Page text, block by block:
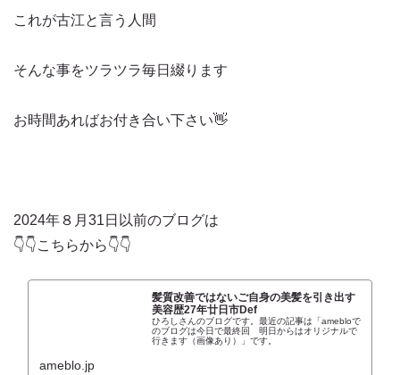
これが古江と言う人間
そんな事をツラツラ毎日綴ります
お時間あればお付き合い下さい👋
2024年８月31日以前のブログは
👇👇こちらから👇👇
髪質改善ではないご自身の美髪を引き出す
美容歴27年廿日市Def
ひろしさんのブログです。最近の記事は「amebloで
のブログは今日で最終回 明日からはオリジナルで
行きます（画像あり）」です。
ameblo.jp